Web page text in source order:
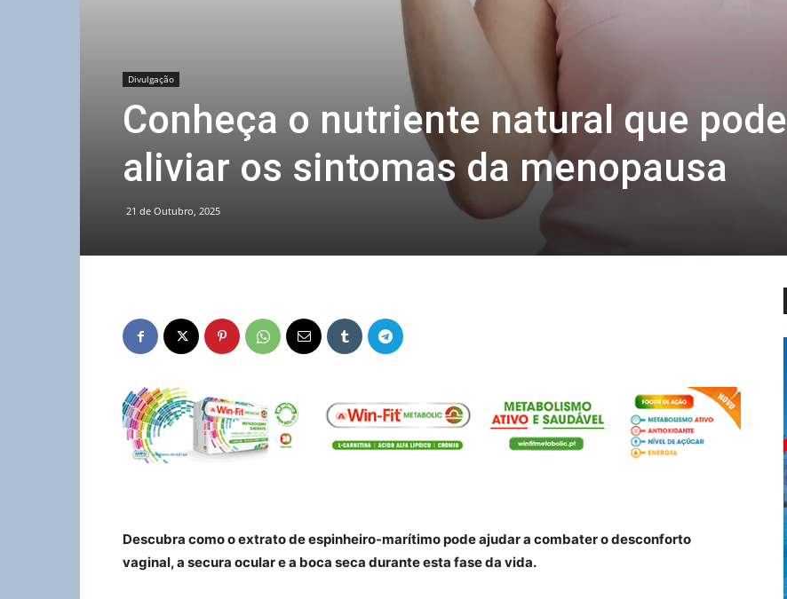
Divulgação
Conheça o nutriente natural que pode
aliviar os sintomas da menopausa
21 de Outubro, 2025
Descubra como o extrato de espinheiro-marítimo pode ajudar a combater o desconforto
vaginal, a secura ocular e a boca seca durante esta fase da vida.